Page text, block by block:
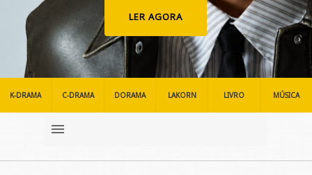
LER AGORA
K-DRAMA C-DRAMA DORAMA LAKORN LIVRO MÚSICA